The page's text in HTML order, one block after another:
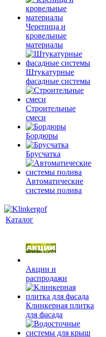
Черепица и
кровельные
материалы
Штукатурные
фасадные системы
Строительные
смеси
Бордюры
Брусчатка
Автоматические
системы полива
Каталог
Акции и
распродажи
Клинкерная плитка
для фасада